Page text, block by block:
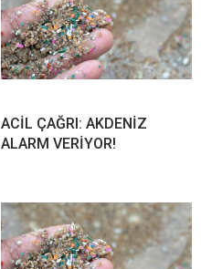
ACİL ÇAĞRI: AKDENİZ
ALARM VERİYOR!